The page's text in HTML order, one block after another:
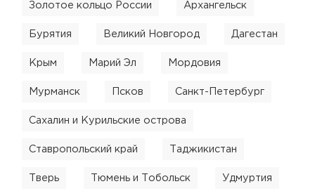
Золотое кольцо России Архангельск
Бурятия Великий Новгород Дагестан
Крым Марий Эл Мордовия
Мурманск Псков Санкт-Петербург
Сахалин и Курильские острова
Ставропольский край Таджикистан
Тверь Тюмень и Тобольск Удмуртия